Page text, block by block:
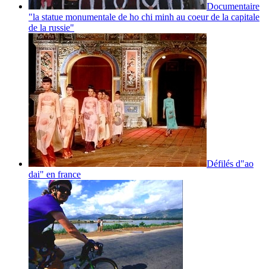
Documentaire
"la statue monumentale de ho chi minh au coeur de la capitale
de la russie"
Défilés d"ao
dai" en france